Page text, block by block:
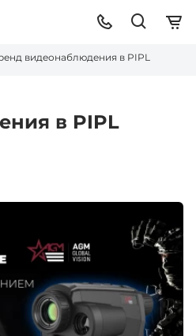
видеонаблюдения в PIPL
в PIPL